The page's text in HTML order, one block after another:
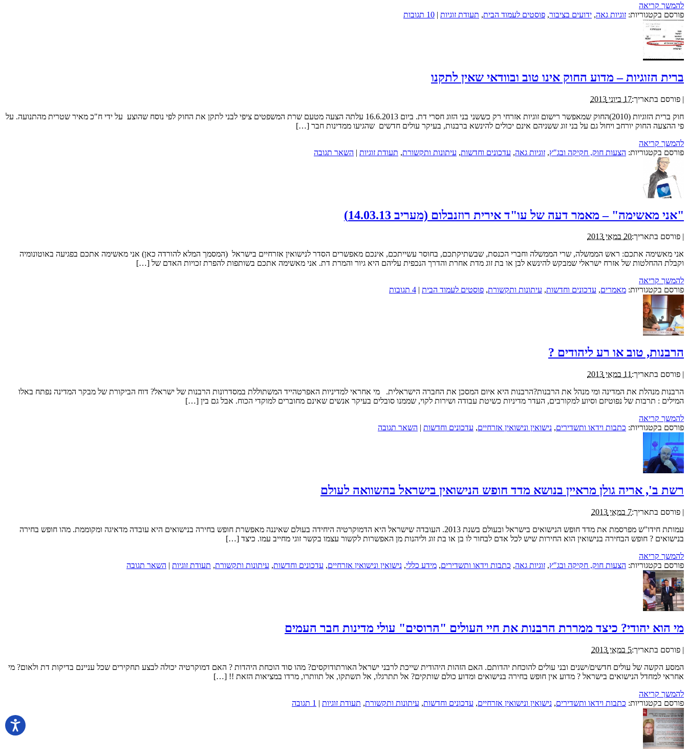
להמשך קריאה
פורסם בקטגוריות: זוגיות גאה, ידועים בציבור, פוסטים לעמוד הבית, תעודת זוגיות | 10 תגובות
ברית הזוגיות – מדוע החוק אינו טוב ובוודאי שאין לתקנו
| פורסם בתאריך:17 ביוני 2013
חוק ברית הזוגיות (2010)החוק שמאפשר רישום זוגיות אזרחי רק כששני בני הזוג חסרי דת. ביום 16.6.2013 עלתה הצעה מטעם שרת המשפטים ציפי לבני לתקן את החוק לפי נוסח שהוצע על ידי ח"כ מאיר שטרית מהתנועה. על
פי ההצעה החוק יורחב ויחול גם על בני זוג ששניהם אינם יכולים להינשא ברבנות, בעיקר עולים חדשים שהגיעו ממדינות חבר […]
להמשך קריאה
פורסם בקטגוריות: הצעות חוק, חקיקה ובג"ץ, זוגיות גאה, עדכונים וחדשות, עיתונות ותקשורת, תעודת זוגיות | השאר תגובה
"אני מאשימה" – מאמר דעה של עו"ד אירית רוזנבלום (מעריב 14.03.13)
פורסם בתאריך:20 במאי 2013
אני מאשימה אתכם: ראש הממשלה, שרי הממשלה וחברי הכנסת, שבשתיקתכם, בחוסר עשייתכם, אינכם מאפשרים הסדר לנישואין אזרחיים בישראל (המסמך המלא להורדה כאן) אני מאשימה אתכם בפגיעה באוטונומיה
וקבלת ההחלטות של אזרח ישראלי שמבקש להינשא לבן או בת זוג מדת אחרת והדרך הנכפית עליהם היא גיור והמרת דת. אני מאשימה אתכם בשותפות להפרת זכויות האדם של […]
להמשך קריאה
פורסם בקטגוריות: מאמרים, עדכונים וחדשות, עיתונות ותקשורת, פוסטים לעמוד הבית 4 תגובות
הרבנות, טוב או רע ליהודים ?
| פורסם בתאריך: 11 במאי 2013
הרבנות מנהלת את המדינה ומי מנהל את הרבנות?הרבנות היא איום המסכן את החברה הישראלית. מי אחראי למדיניות האפרטהייד המשתוללת במסדרונות הרבנות של ישראל? דוח הביקורת של מבקר המדינה נפתח באלו
המילים : תרבות של נפוטיזם וסיוע למקורבים, העדר מדיניות כשיטת עבודה ושירות לקוי, שממנו סובלים בעיקר אנשים שאינם מחוברים למוקדי הכוח. אבל גם בין […]
להמשך קריאה
פורסם בקטגוריות: כתבות וידאו ותשדירים, נישואין ונישואין אזרחיים, עדכונים וחדשות | השאר תגובה
רשת ב', אריה גולן מראיין בנושא מדד חופש הנישואין בישראל בהשוואה לעולם
| פורסם בתאריך:7 במאי 2013
עמותת חידו"ש מפרסמת את מדד חופש הנישואים בישראל ובעולם בשנת 2013. העובדה שישראל היא הדמוקרטיה היחידה בעולם שאיננה מאפשרת חופש בחירה בנישואים היא עובדה מדאיגה ומקוממת. מהו חופש בחירה
בנישואים ? חופש הבחירה בנישואין הוא החירות שיש לכל אדם לבחור לו בן או בת זוג וליהנות מן האפשרות לקשור עצמו בקשר זוגי מחייב עמו. כיצד […]
להמשך קריאה
פורסם בקטגוריות: הצעות חוק, חקיקה ובג"ץ, זוגיות גאה, כתבות וידאו ותשדירים, מידע כללי, נישואין ונישואין אזרחיים, עדכונים וחדשות, עיתונות ותקשורת, תעודת זוגיות | השאר תגובה
מי הוא יהודי? כיצד ממררת הרבנות את חיי העולים "הרוסים" עולי מדינות חבר העמים
| פורסם בתאריך:5 במאי 2013
המסע הקשה של עולים חדשים/ישנים ובני עולים להוכחת יהדותם. האם הזהות היהודית שייכת לרבני ישראל האורתודוקסים? מהו סוד הוכחת היהדות ? האם דמוקרטיה יכולה לבצע תחקירים שכל עניינם בדיקות דת ולאום? מי
אחראי למחדל הנישואים בישראל ? מדוע אין חופש בחירה בנישואים ומדוע כולם שותקים? אל תתרגלו, אל תשתקו, אל תוותרו, מרדו במציאות הזאת !! […]
להמשך קריאה
פורסם בקטגוריות: כתבות וידאו ותשדירים, נישואין ונישואין אזרחיים, עדכונים וחדשות, עיתונות ותקשורת, תעודת זוגיות | 1 תגובה